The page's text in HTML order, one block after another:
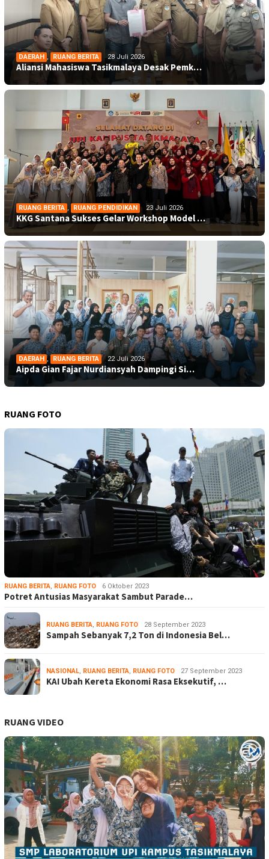
DAERAH , RUANG BERITA 28 Juli 2026
Aliansi Mahasiswa Tasikmalaya Desak Pemk…
RUANG BERITA , RUANG PENDIDIKAN 23 Juli 2026
KKG Santana Sukses Gelar Workshop Model …
DAERAH , RUANG BERITA 22 Juli 2026
Aipda Gian Fajar Nurdiansyah Dampingi Si…
RUANG FOTO
RUANG BERITA, RUANG FOTO 6 Oktober 2023
Potret Antusias Masyarakat Sambut Parade…
RUANG BERITA, RUANG FOTO 28 September 2023
Sampah Sebanyak 7,2 Ton di Indonesia Bel…
NASIONAL, RUANG BERITA, RUANG FOTO 27 September 2023
KAI Ubah Kereta Ekonomi Rasa Eksekutif, …
RUANG VIDEO